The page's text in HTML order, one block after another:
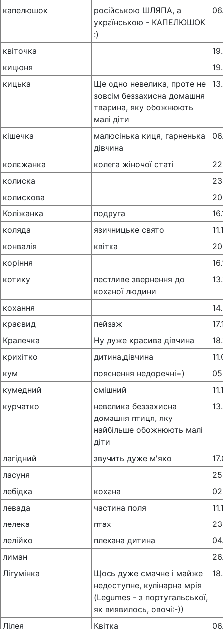
капелюшок
російською ШЛЯПА, а
українською - КАПЕЛЮШОК
:)
квіточка
кицюня
кицька
Ще одно невелика, проте не
зовсім беззахисна домашня
тварина, яку обожнюють
малі діти
кішечка
малюсінька киця, гарненька
дівчина
колєжанка колега жіночої статі
колиска
колискова
Коліжанка
подруга
коляда
язичницьке свято
конвалія
квітка
коріння
котику
пестливе звернення до
коханої людини
кохання
краєвид
пейзаж
Кралечка
Ну дуже красива дівчина
крихiтко
дитина,дiвчина
кум
пояснення недоречні=)
кумедний
смішний
курчатко
невелика беззахисна
домашня птиця, яку
найбільше обожнюють малі
діти
лагідний звучить дуже м'яко
ласуня
лебідка
кохана
левада
частина поля
лелека
птах
лелійко
плекана дитина
лиман
Лігумінка
Щось дуже смачне і майже
недоступне, кулінарна мрія
(Legumes - з португальської,
як виявилось, овочі:-))
Лілея Квітка